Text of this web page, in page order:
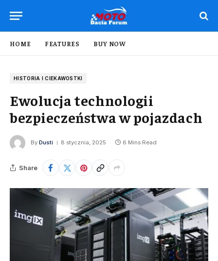
HOME FEATURES BUY NOW
HISTORIA I CIEKAWOSTKI
Ewolucja technologii
bezpieczeństwa w pojazdach
By Dusti 8 stycznia, 2025 6 Mins Read
Share